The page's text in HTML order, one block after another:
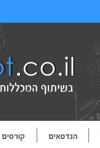
הנדסאים קורסים